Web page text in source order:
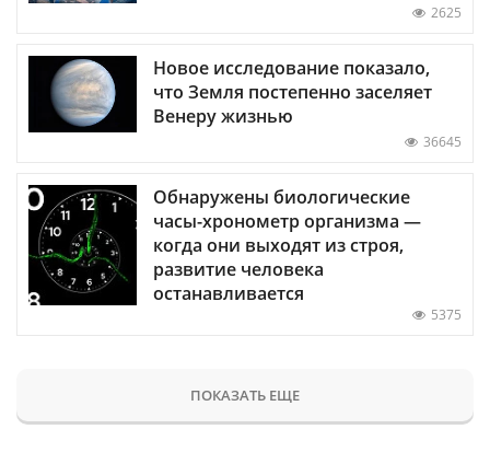
2625
Новое исследование показало,
что Земля постепенно заселяет
Венеру жизнью
36645
Обнаружены биологические
часы-хронометр организма —
когда они выходят из строя,
развитие человека
останавливается
5375
ПОКАЗАТЬ ЕЩЕ